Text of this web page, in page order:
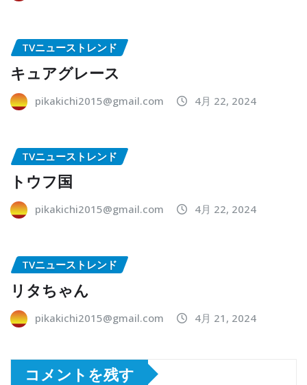
TVニューストレンド
キュアグレース
pikakichi2015@gmail.com 4月 22, 2024
TVニューストレンド
トウフ国
pikakichi2015@gmail.com 4月 22, 2024
TVニューストレンド
リタちゃん
pikakichi2015@gmail.com 4月 21, 2024
コメントを残す